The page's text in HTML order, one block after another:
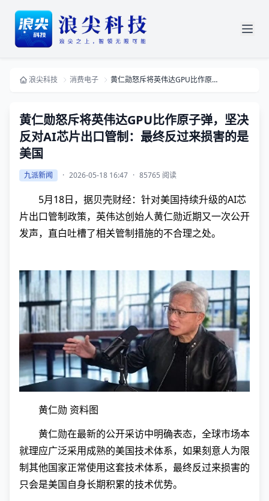
浪尖科技 消费电子 黄仁勋怒斥将英伟达GPU比作原子弹，坚决反对AI芯片出口管制：最终反过来损害的是美国
黄仁勋怒斥将英伟达GPU比作原子弹，坚决
反对AI芯片出口管制：最终反过来损害的是
美国
九派新闻 · 2026-05-18 16:47 · 85765 阅读
5月18日，据贝壳财经：针对美国持续升级的AI芯
片出口管制政策，英伟达创始人黄仁勋近期又一次公开
发声，直白吐槽了相关管制措施的不合理之处。
黄仁勋 资料图
黄仁勋在最新的公开采访中明确表态，全球市场本
就理应广泛采用成熟的美国技术体系，如果刻意人为限
制其他国家正常使用这套技术体系，最终反过来损害的
只会是美国自身长期积累的技术优势。